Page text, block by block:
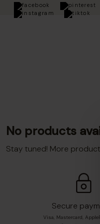
over €100
No products
Stay tuned! More
Secure
Visa, Mastercard,